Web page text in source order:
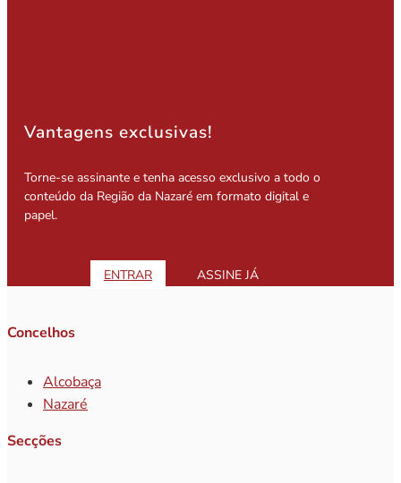
Vantagens exclusivas!
Torne-se assinante e tenha acesso exclusivo a todo o
conteúdo da Região da Nazaré em formato digital e
papel.
ENTRAR ASSINE JÁ
Concelhos
Alcobaça
Nazaré
Secções